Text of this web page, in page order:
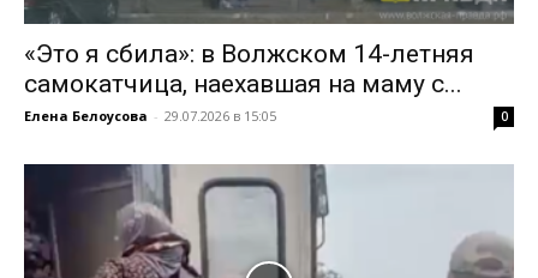
«Это я сбила»: в Волжском 14-летняя
самокатчица, наехавшая на маму с...
Елена Белоусова - 29.07.2026 в 15:05 0